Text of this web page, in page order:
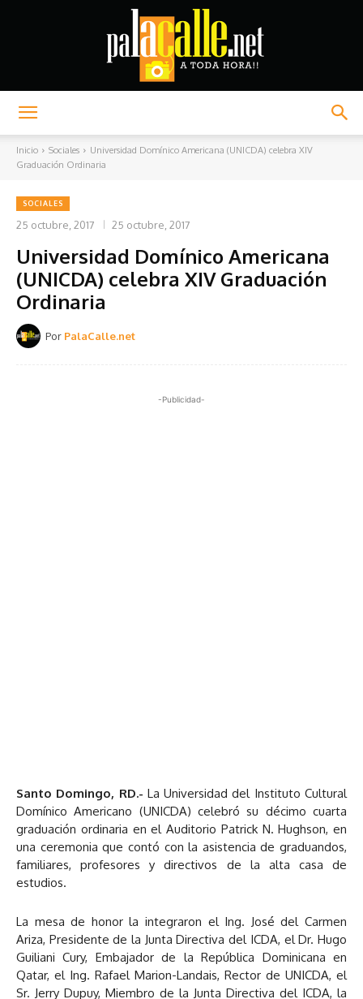
Inicio Sociales
Universidad Domínico Americana (UNICDA) celebra XIV
Graduación Ordinaria
SOCIALES
25 octubre, 2017 25 octubre, 2017
Universidad Domínico Americana
(UNICDA) celebra XIV Graduación
Ordinaria
Por PalaCalle.net
-Publicidad-
Santo Domingo, RD.- La Universidad del Instituto Cultural
Domínico Americano (UNICDA) celebró su décimo cuarta
graduación ordinaria en el Auditorio Patrick N. Hughson, en
una ceremonia que contó con la asistencia de graduandos,
familiares, profesores y directivos de la alta casa de
estudios.
La mesa de honor la integraron el Ing. José del Carmen
Ariza, Presidente de la Junta Directiva del ICDA, el Dr. Hugo
Guiliani Cury, Embajador de la República Dominicana en
Qatar, el Ing. Rafael Marion-Landais, Rector de UNICDA, el
Sr. Jerry Dupuy, Miembro de la Junta Directiva del ICDA, la